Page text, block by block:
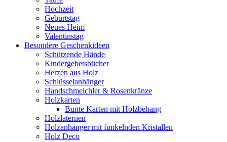
Hochzeit
Geburtstag
Neues Heim
Valentinstag
Besondere Geschenkideen
Schützende Hände
Kindergebetsbücher
Herzen aus Holz
Schlüsselanhänger
Handschmeichler & Rosenkränze
Holzkarten
Bunte Karten mit Holzbehang
Holzlaternen
Holzanhänger mit funkelnden Kristallen
Holz Deco